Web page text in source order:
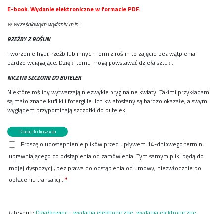
E-book. Wydanie elektroniczne w formacie PDF.
w wrześniowym wydaniu m.in.:
RZEŹBY Z ROŚLIN
Tworzenie figur, rzeźb lub innych form z roślin to zajęcie bez wątpienia
bardzo wciągające. Dzięki temu mogą powstawać dzieła sztuki.
NICZYM SZCZOTKI DO BUTELEK
Niektóre rośliny wytwarzają niezwykle oryginalne kwiaty. Takimi przykładami
są mało znane kufliki i fotergille. Ich kwiatostany są bardzo okazałe, a swym
wyglądem przypominają szczotki do butelek.
ilość
Działkowiec
9/2022
e-
wydanie
Dodaj do koszyka
Proszę o udostepnienie plików przed upływem 14-dniowego terminu
uprawniającego do odstąpienia od zamówienia. Tym samym pliki będą do
mojej dyspozycji, bez prawa do odstąpienia od umowy, niezwłocznie po
opłaceniu transakcji. *